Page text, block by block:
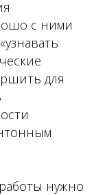
с ними
для
нужно